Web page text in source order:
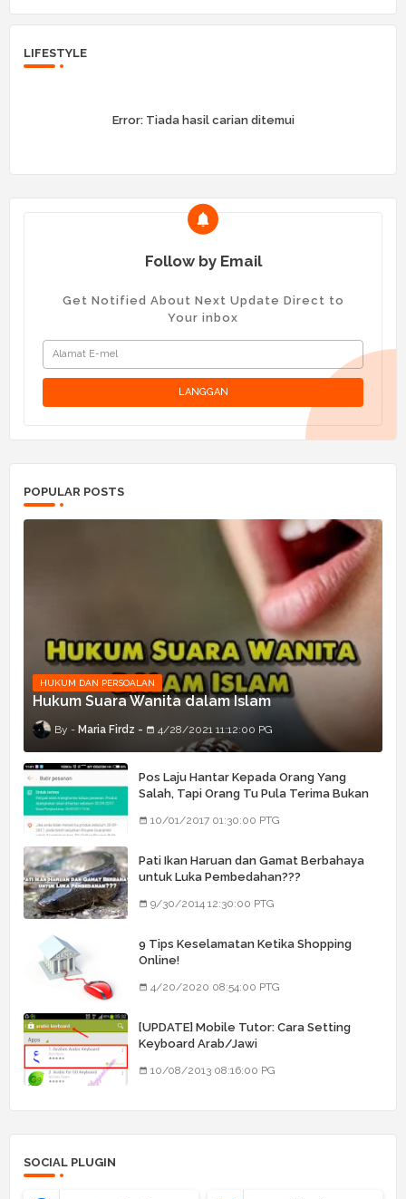
LIFESTYLE
Error:Tiada hasil carian ditemui
Follow by Email
Get Notified About Next Update Direct to
Your inbox
POPULAR POSTS
HUKUM DAN PERSOALAN
Hukum Suara Wanita dalam Islam
Maria Firdz 4/28/2021 11:12:00 PG
Pos Laju Hantar Kepada Orang Yang
Salah, Tapi Orang Tu Pula Terima Bukan
10/01/2017 01:30:00 PTG
Pati Ikan Haruan dan Gamat Berbahaya
untuk Luka Pembedahan???
9/30/2014 12:30:00 PTG
9 Tips Keselamatan Ketika Shopping
Online!
4/20/2020 08:54:00 PTG
[UPDATE] Mobile Tutor: Cara Setting
Keyboard Arab/Jawi
10/08/2013 08:16:00 PG
SOCIAL PLUGIN